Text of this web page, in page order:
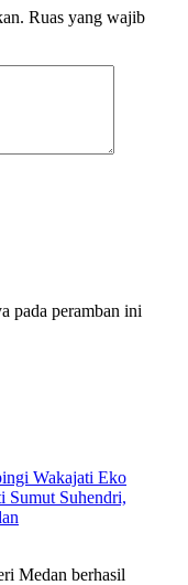
Ruas yang wajib
pada peramban ini
Wakajati Eko
Sumut Suhendri,
Medan berhasil